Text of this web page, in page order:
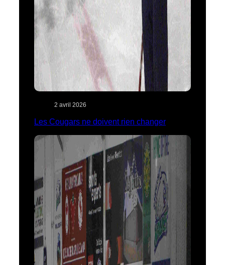
2 avril 2026
Les Cougars ne doivent rien changer